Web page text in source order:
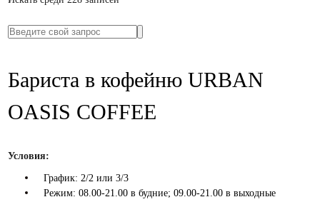
Бариста в кофейню URBAN
OASIS COFFEE
Условия:
График: 2/2 или 3/3
Режим: 08.00-21.00 в будние; 09.00-21.00 в выходные